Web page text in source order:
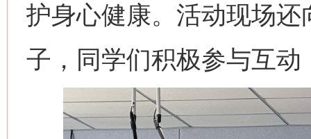
护身心健康。活动现场
子，同学们积极参与互